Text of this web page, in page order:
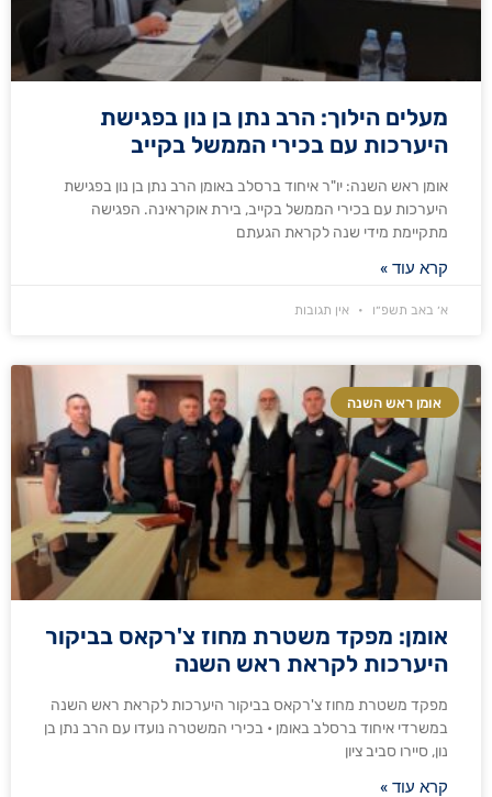
מעלים הילוך: הרב נתן בן נון בפגישת
היערכות עם בכירי הממשל בקייב
אומן ראש השנה: יו"ר איחוד ברסלב באומן הרב נתן בן נון בפגישת
היערכות עם בכירי הממשל בקייב, בירת אוקראינה. הפגישה
מתקיימת מידי שנה לקראת הגעתם
קרא עוד »
א׳ באב תשפ״ו אין תגובות
אומן ראש השנה
אומן: מפקד משטרת מחוז צ'רקאס בביקור
היערכות לקראת ראש השנה
מפקד משטרת מחוז צ'רקאס בביקור היערכות לקראת ראש השנה
במשרדי איחוד ברסלב באומן • בכירי המשטרה נועדו עם הרב נתן בן
נון, סיירו סביב ציון
קרא עוד »